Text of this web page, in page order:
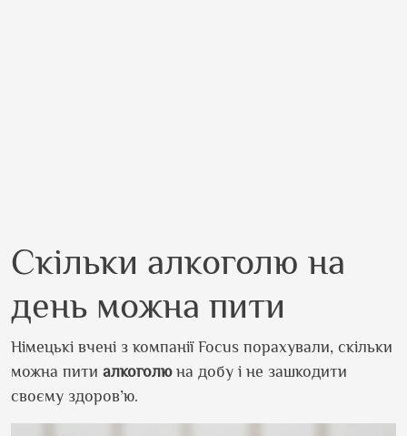
Скільки алкоголю на
день можна пити
Німецькі вчені з компанії Focus порахували, скільки
можна пити алкоголюна добу і не зашкодити
своєму здоров’ю.